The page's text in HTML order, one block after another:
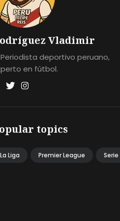
Vladimir
Periodista deportivo peruano,
en fútbol.
topics
La Liga Premier League Serie